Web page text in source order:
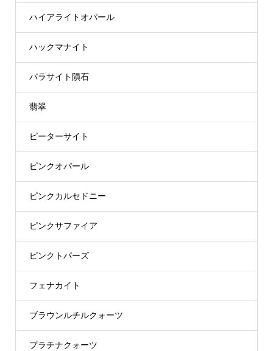
ハイアライトオパール
ハックマナイト
パラサイト隕石
翡翠
ピーターサイト
ピンクオパール
ピンクカルセドニー
ピンクサファイア
ピンクトパーズ
フェナカイト
ブラウンルチルクォーツ
プラチナクォーツ